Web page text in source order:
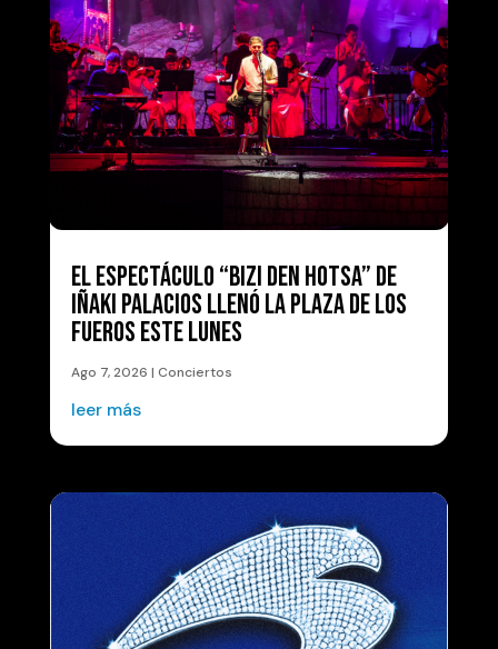
EL ESPECTÁCULO “BIZI DEN HOTSA” DE
IÑAKI PALACIOS LLENÓ LA PLAZA DE LOS
FUEROS ESTE LUNES
Ago 7, 2026 | Conciertos
leer más